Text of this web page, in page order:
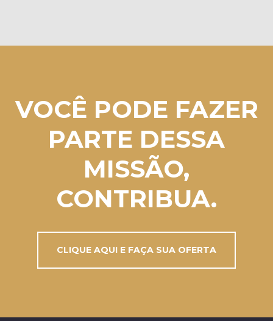
VOCÊ PODE FAZER
PARTE DESSA
MISSÃO,
CONTRIBUA.
CLIQUE AQUI E FAÇA SUA OFERTA